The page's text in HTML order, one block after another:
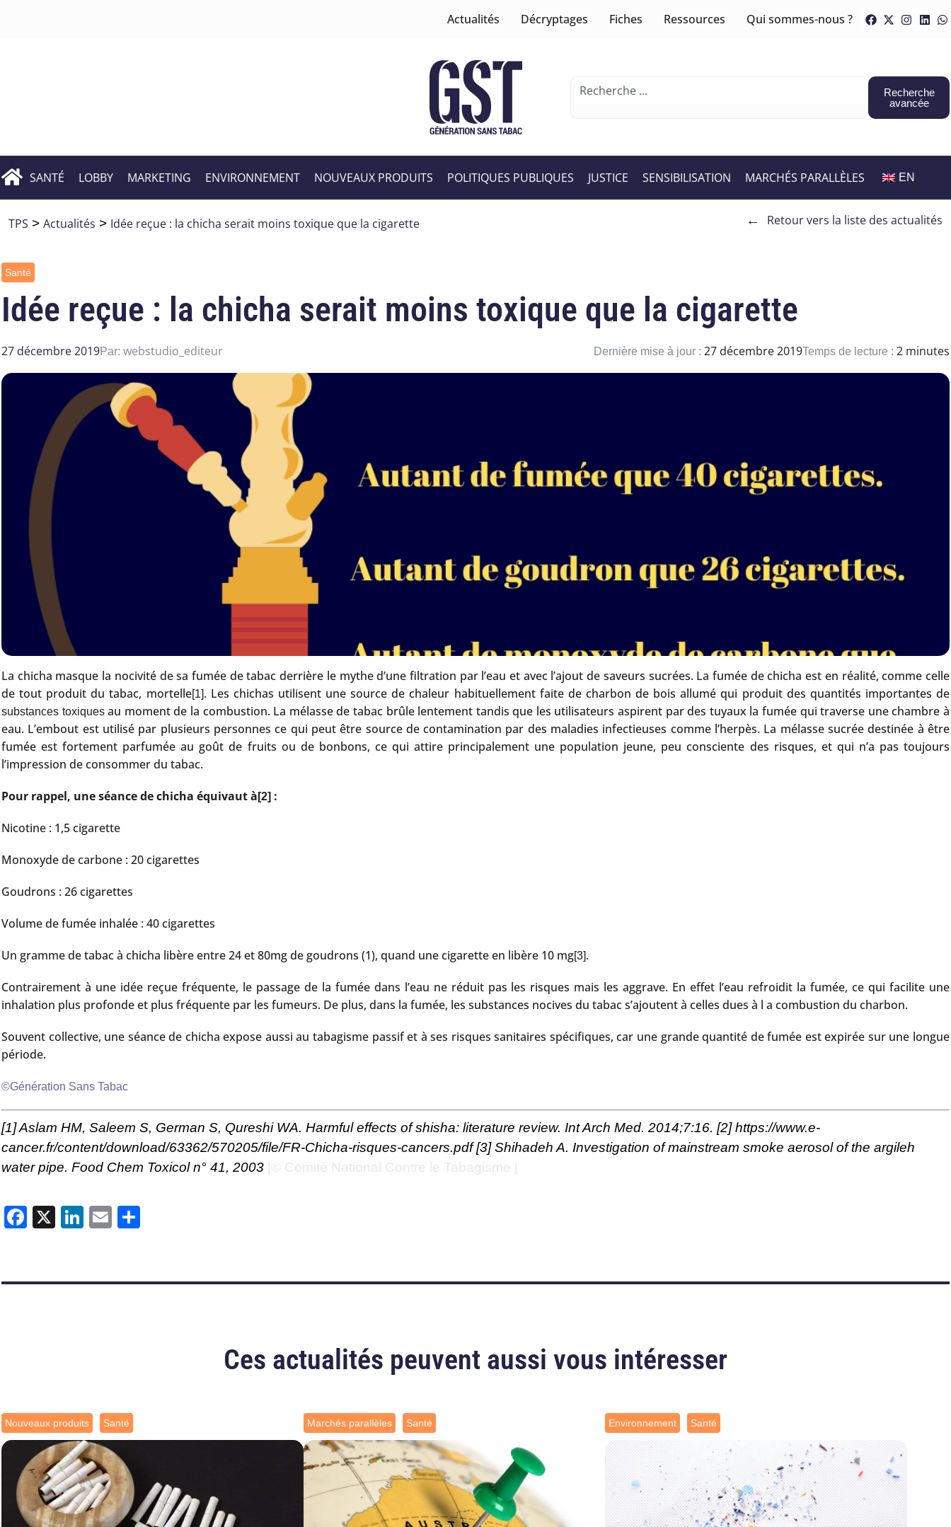
Actualités Décryptages Fiches Ressources Qui sommes-nous ?
Recherche
avancée
SANTÉ LOBBY MARKETING ENVIRONNEMENT NOUVEAUX PRODUITS POLITIQUES PUBLIQUES JUSTICE SENSIBILISATION MARCHÉS PARALLÈLES EN
TPS > Actualités > Idée reçue : la chicha serait moins toxique que la cigarette ← Retour vers la liste des actualités
Santé
Idée reçue : la chicha serait moins toxique que la cigarette
27 décembre 2019Par: webstudio_editeur Dernière mise à jour : 27 décembre 2019Temps de lecture : 2 minutes
La chicha masque la nocivité de sa fumée de tabac derrière le mythe d’une filtration par l’eau et avec l’ajout de saveurs sucrées. La fumée de chicha est en réalité, comme celle
de tout produit du tabac, mortelle[1]. Les chichas utilisent une source de chaleur habituellement faite de charbon de bois allumé qui produit des quantités importantes de
substances toxiquesau moment de la combustion. La mélasse de tabac brûle lentement tandis que les utilisateurs aspirent par des tuyaux la fumée qui traverse une chambre à
eau. L’embout est utilisé par plusieurs personnes ce qui peut être source de contamination par des maladies infectieuses comme l’herpès. La mélasse sucrée destinée à être
fumée est fortement parfumée au goût de fruits ou de bonbons, ce qui attire principalement une population jeune, peu consciente des risques, et qui n’a pas toujours
l’impression de consommer du tabac.
Pour rappel, une séance de chicha équivaut à [2] :
Nicotine : 1,5 cigarette
Monoxyde de carbone : 20 cigarettes
Goudrons : 26 cigarettes
Volume de fumée inhalée : 40 cigarettes
Un gramme de tabac à chicha libère entre 24 et 80mg de goudrons (1), quand une cigarette en libère 10 mg[3].
Contrairement à une idée reçue fréquente, le passage de la fumée dans l’eau ne réduit pas les risques mais les aggrave. En effet l’eau refroidit la fumée, ce qui facilite une
inhalation plus profonde et plus fréquente par les fumeurs. De plus, dans la fumée, les substances nocives du tabac s’ajoutent à celles dues à l a combustion du charbon.
Souvent collective, une séance de chicha expose aussi au tabagisme passif et à ses risques sanitaires spécifiques, car une grande quantité de fumée est expirée sur une longue
période.
©Génération Sans Tabac
[1]Aslam HM, Saleem S, German S, Qureshi WA. Harmful effects of shisha: literature review. Int Arch Med. 2014;7:16. [2]https://www.e-
cancer.fr/content/download/63362/570205/file/FR-Chicha-risques-cancers.pdf [3]Shihadeh A. Investigation of mainstream smoke aerosol of the argileh
water pipe. Food Chem Toxicol n° 41, 2003
Facebook
X LinkedIn
Email
Ces actualités peuvent aussi vous intéresser
Nouveaux produits Santé Marchés parallèles Santé Environnement Santé